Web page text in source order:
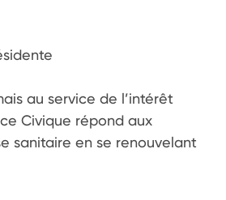
Civique répond aux
sanitaire en se renouvelant